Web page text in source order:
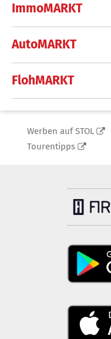
ImmoMARKT
AutoMARKT
FlohMARKT
Werben auf STOL
Tourentipps